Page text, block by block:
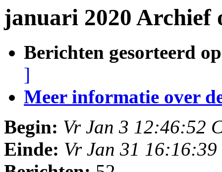
januari 2020 Archief
Berichten gesorteerd
]
Meer informatie over
Begin: Vr Jan 3 12:46:52
Einde: Vr Jan 31